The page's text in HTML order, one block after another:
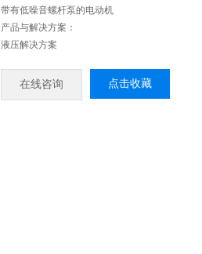
带有低噪音螺杆泵的电动机
产品与解决方案：
液压解决方案
在线咨询 点击收藏